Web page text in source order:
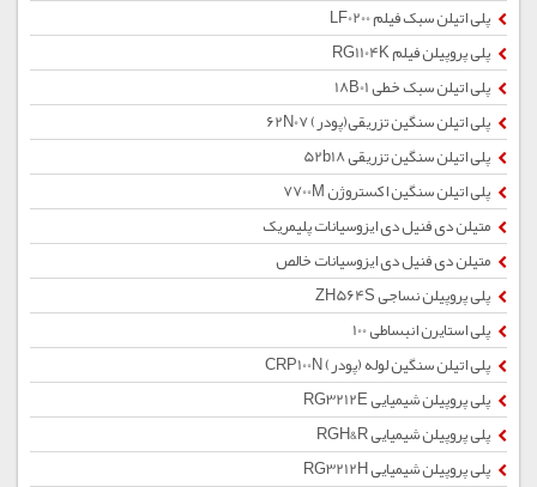
پلی اتیلن سبک فیلم LF0200
پلی پروپیلن فیلم RG1104K
پلی اتیلن سبک خطی 18B01
پلی اتیلن سنگین تزریقی(پودر) 62N07
پلی اتیلن سنگین تزریقی 52b18
پلی اتیلن سنگین اکستروژن 7700M
متیلن دی فنیل دی ایزوسیانات پلیمریک
متیلن دی فنیل دی ایزوسیانات خالص
پلی پروپیلن نساجی ZH564S
پلی استایرن انبساطی 100
پلی اتیلن سنگین لوله (پودر) CRP100N
پلی پروپیلن شیمیایی RG3212E
پلی پروپیلن شیمیایی RGH&R
پلی پروپیلن شیمیایی RG3212H